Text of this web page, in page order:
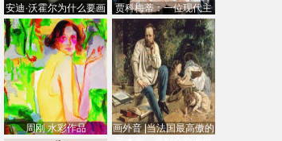
安迪·沃霍尔为什么要画
芭比
贾科梅蒂：一位现代主
义的“当代”艺术家
周刚 水彩作品
画外音 |当法国最高傲的